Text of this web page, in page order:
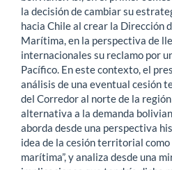
la decisión de cambiar su
hacia Chile al crear la Dirección
Marítima, en la perspectiva de
internacionales su reclamo por
Pacífico. En este contexto, el
análisis de una eventual cesión
del Corredor al norte de la
alternativa a la demanda
aborda desde una perspectiva
idea de la cesión territorial como
marítima”, y analiza desde una